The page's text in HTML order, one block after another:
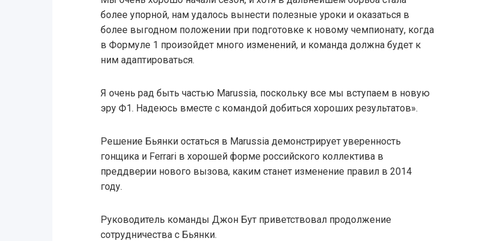
более упорной, нам удалось вынести полезные уроки и оказаться в
более выгодном положении при подготовке к новому чемпионату, когда
в Формуле 1 произойдет много изменений, и команда должна будет к
ним адаптироваться.
Я очень рад быть частью Marussia, поскольку все мы вступаем в новую
эру Ф1. Надеюсь вместе с командой добиться хороших результатов».
Решение Бьянки остаться в Marussia демонстрирует уверенность
гонщика и Ferrari в хорошей форме российского коллектива в
преддверии нового вызова, каким станет изменение правил в 2014
году.
Руководитель команды Джон Бут приветствовал продолжение
сотрудничества с Бьянки.